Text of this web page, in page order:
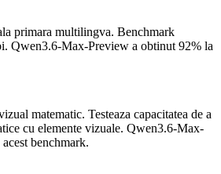
primara multilingva. Benchmark
Qwen3.6-Max-Preview a obtinut 92% la
matematic. Testeaza capacitatea de a
cu elemente vizuale. Qwen3.6-Max-
benchmark.